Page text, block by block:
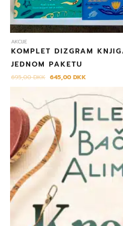
AKCIJE
KOMPLET DIZGRAM
JEDNOM PAKETU
695,00DKK 645,00DKK